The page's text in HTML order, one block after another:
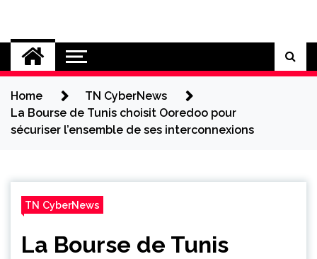
content
Cybersecurity News
Home
TN CyberNews
La Bourse de Tunis choisit Ooredoo pour
sécuriser l’ensemble de ses interconnexions
TN CyberNews
La Bourse de Tunis